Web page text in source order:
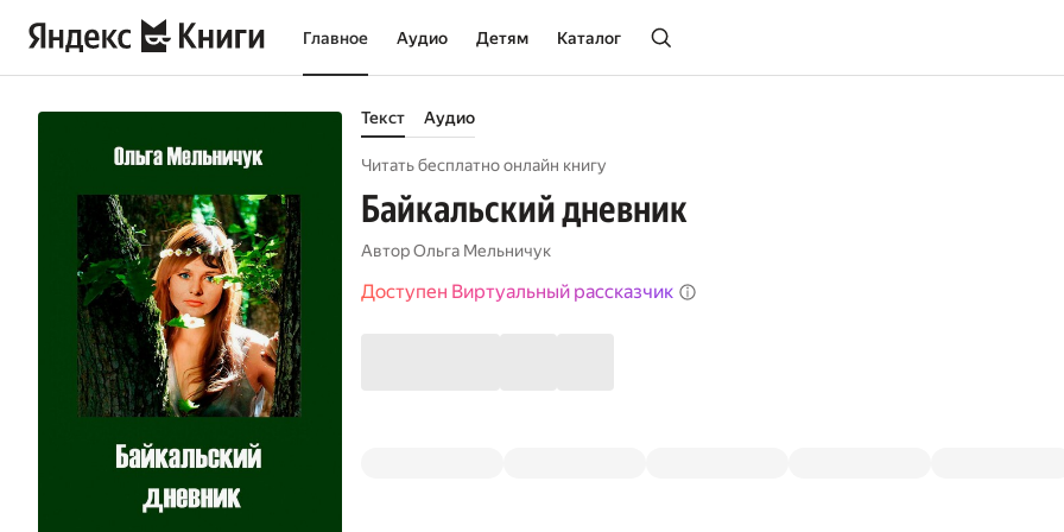
Главное Аудио Детям Каталог
Текст Аудио
Читать бесплатно онлайн книгу
Байкальский дневник
АвторОльга Мельничук
Доступен Виртуальный рассказчик